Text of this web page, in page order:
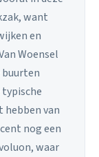
want
en
Woensel
hebben van
nog een
waar